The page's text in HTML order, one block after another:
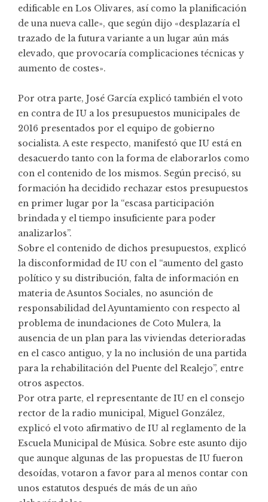
edificable en Los Olivares, así como la planificación
de una nueva calle», que según dijo «desplazaría el
trazado de la futura variante a un lugar aún más
elevado, que provocaría complicaciones técnicas y
aumento de costes».
Por otra parte, José García explicó también el voto
en contra de IU a los presupuestos municipales de
2016 presentados por el equipo de gobierno
socialista. A este respecto, manifestó que IU está en
desacuerdo tanto con la forma de elaborarlos como
con el contenido de los mismos. Según precisó, su
formación ha decidido rechazar estos presupuestos
en primer lugar por la “escasa participación
brindada y el tiempo insuficiente para poder
analizarlos”.
Sobre el contenido de dichos presupuestos, explicó
la disconformidad de IU con el “aumento del gasto
político y su distribución, falta de información en
materia de Asuntos Sociales, no asunción de
responsabilidad del Ayuntamiento con respecto al
problema de inundaciones de Coto Mulera, la
ausencia de un plan para las viviendas deterioradas
en el casco antiguo, y la no inclusión de una partida
para la rehabilitación del Puente del Realejo”, entre
otros aspectos.
Por otra parte, el representante de IU en el consejo
rector de la radio municipal, Miguel González,
explicó el voto afirmativo de IU al reglamento de la
Escuela Municipal de Música. Sobre este asunto dijo
que aunque algunas de las propuestas de IU fueron
desoídas, votaron a favor para al menos contar con
unos estatutos después de más de un año